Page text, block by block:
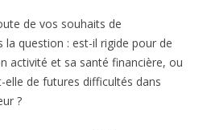
de vos souhaits de
question : est-il rigide pour de
activité et sa santé financière, ou
de futures difficultés dans
?